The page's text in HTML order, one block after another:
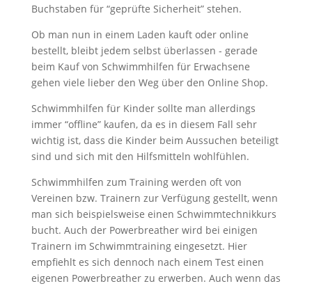
Buchstaben für “geprüfte Sicherheit” stehen.
Ob man nun in einem Laden kauft oder online
bestellt, bleibt jedem selbst überlassen - gerade
beim Kauf von Schwimmhilfen für Erwachsene
gehen viele lieber den Weg über den Online Shop.
Schwimmhilfen für Kinder sollte man allerdings
immer “offline” kaufen, da es in diesem Fall sehr
wichtig ist, dass die Kinder beim Aussuchen beteiligt
sind und sich mit den Hilfsmitteln wohlfühlen.
Schwimmhilfen zum Training werden oft von
Vereinen bzw. Trainern zur Verfügung gestellt, wenn
man sich beispielsweise einen Schwimmtechnikkurs
bucht. Auch der Powerbreather wird bei einigen
Trainern im Schwimmtraining eingesetzt. Hier
empfiehlt es sich dennoch nach einem Test einen
eigenen Powerbreather zu erwerben. Auch wenn das